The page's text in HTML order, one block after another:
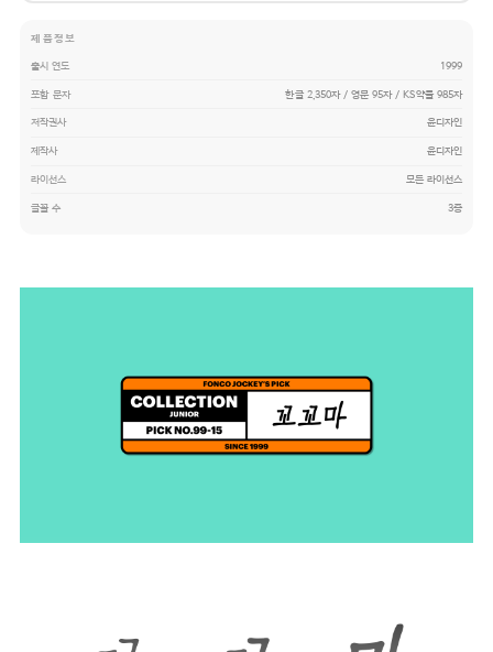
제품정보
출시 연도 1999
포함 문자 한글 2,350자 / 영문 95자 / KS약물 985자
저작권사 윤디자인
제작사 윤디자인
라이선스 모든 라이선스
글꼴 수 3종